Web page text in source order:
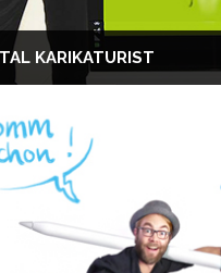
KARIKATURIST